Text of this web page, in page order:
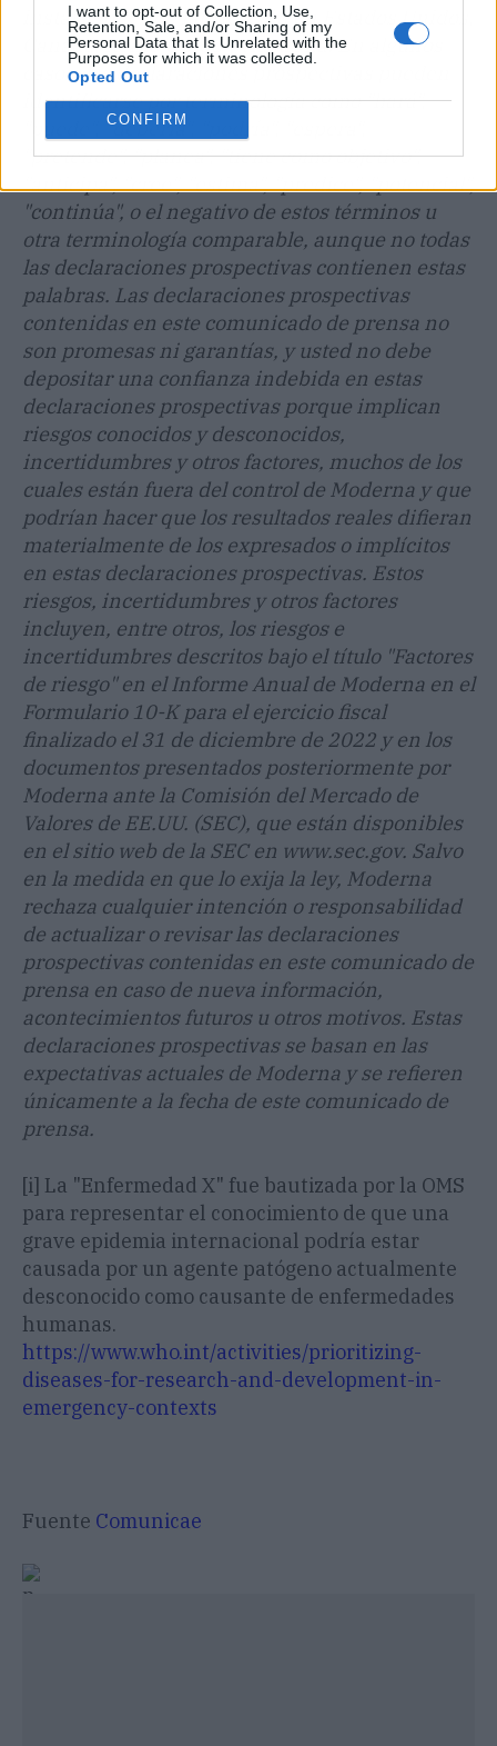
I want to opt-out of Collection, Use,
Retention, Sale, and/or Sharing of my
Personal Data that Is Unrelated with the
Purposes for which it was collected.
Opted Out
CONFIRM
instalaciones de fabricación en Estados Unidos,
Canadá, Reino Unido y Australia. En algunos
casos, las declaraciones prospectivas pueden
identificarse por terminología como "hará",
"puede", "debería", "podría", "espera",
"pretende", "planea", "tiene como objetivo",
"anticipa", "cree", "estima", "predice", "potencial",
"continúa", o el negativo de estos términos u
otra terminología comparable, aunque no todas
las declaraciones prospectivas contienen estas
palabras. Las declaraciones prospectivas
contenidas en este comunicado de prensa no
son promesas ni garantías, y usted no debe
depositar una confianza indebida en estas
declaraciones prospectivas porque implican
riesgos conocidos y desconocidos,
incertidumbres y otros factores, muchos de los
cuales están fuera del control de Moderna y que
podrían hacer que los resultados reales difieran
materialmente de los expresados o implícitos
en estas declaraciones prospectivas. Estos
riesgos, incertidumbres y otros factores
incluyen, entre otros, los riesgos e
incertidumbres descritos bajo el título "Factores
de riesgo" en el Informe Anual de Moderna en el
Formulario 10-K para el ejercicio fiscal
finalizado el 31 de diciembre de 2022 y en los
documentos presentados posteriormente por
Moderna ante la Comisión del Mercado de
Valores de EE.UU. (SEC), que están disponibles
en el sitio web de la SEC en www.sec.gov. Salvo
en la medida en que lo exija la ley, Moderna
rechaza cualquier intención o responsabilidad
de actualizar o revisar las declaraciones
prospectivas contenidas en este comunicado de
prensa en caso de nueva información,
acontecimientos futuros u otros motivos. Estas
declaraciones prospectivas se basan en las
expectativas actuales de Moderna y se refieren
únicamente a la fecha de este comunicado de
prensa.
[i] La "Enfermedad X" fue bautizada por la OMS
para representar el conocimiento de que una
grave epidemia internacional podría estar
causada por un agente patógeno actualmente
desconocido como causante de enfermedades
humanas.
https://www.who.int/activities/prioritizing-
diseases-for-research-and-development-in-
emergency-contexts
Fuente Comunicae